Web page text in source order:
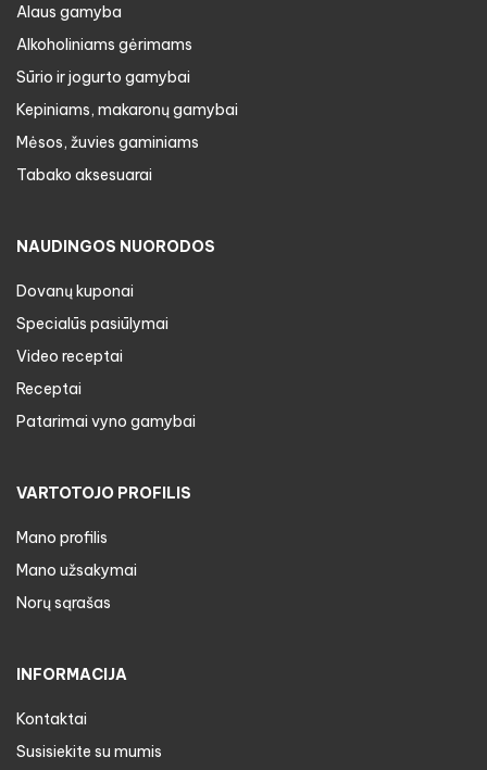
Alaus gamyba
Alkoholiniams gėrimams
Sūrio ir jogurto gamybai
Kepiniams, makaronų gamybai
Mėsos, žuvies gaminiams
Tabako aksesuarai
NAUDINGOS NUORODOS
Dovanų kuponai
Specialūs pasiūlymai
Video receptai
Receptai
Patarimai vyno gamybai
VARTOTOJO PROFILIS
Mano profilis
Mano užsakymai
Norų sąrašas
INFORMACIJA
Kontaktai
Susisiekite su mumis